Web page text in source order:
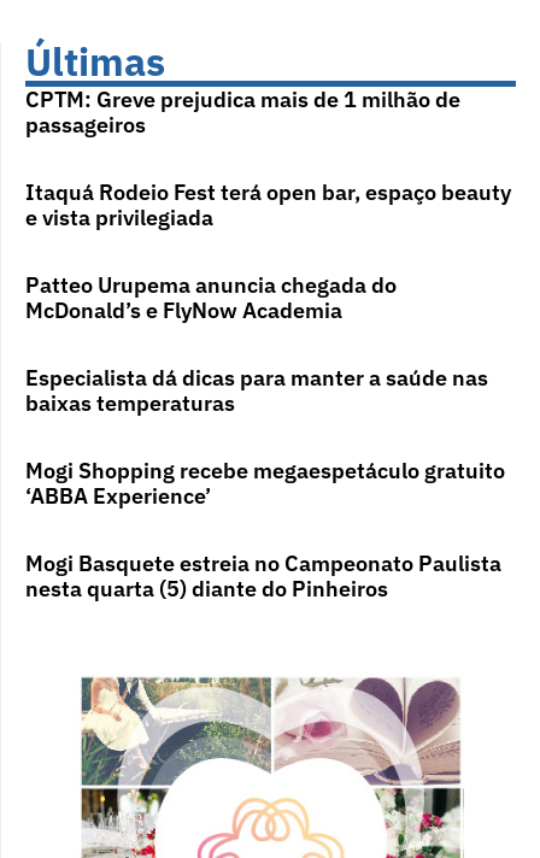
Últimas
CPTM: Greve prejudica mais de 1 milhão de
passageiros
Itaquá Rodeio Fest terá open bar, espaço beauty
e vista privilegiada
Patteo Urupema anuncia chegada do
McDonald’s e FlyNow Academia
Especialista dá dicas para manter a saúde nas
baixas temperaturas
Mogi Shopping recebe megaespetáculo gratuito
‘ABBA Experience’
Mogi Basquete estreia no Campeonato Paulista
nesta quarta (5) diante do Pinheiros